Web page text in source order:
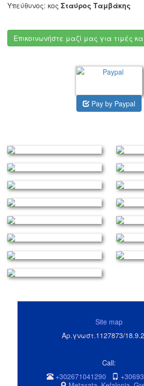
Υπεύθυνος: κος Σταύρος Ταμβάκης
Επικοινωνήστε μαζί μας για τιμές
Pay by Paypal
Site map
Αρ.γνωστ.1127873/
Call:
+302671041290